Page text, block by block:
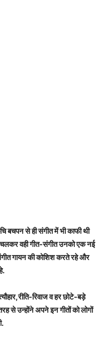
बचपन से ही संगीत में भी काफी थी
वही गीत-संगीत उनको एक नई
गायन की कोशिश करते रहे और
रिवाज व हर छोटे-बड़े
से उन्होंने अपने इन गीतों को लोगों